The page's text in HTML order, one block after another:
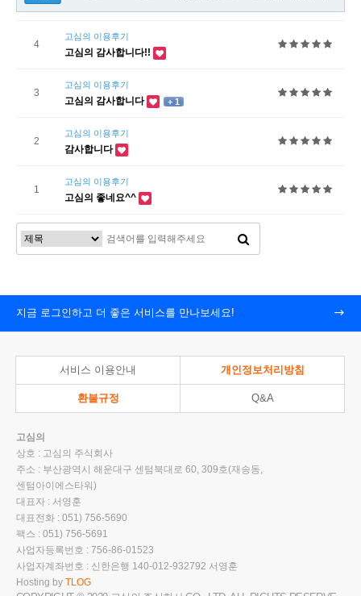
4
고심의 이용후기
고심의 감사합니다!!
3
고심의 이용후기
고심의 감사합니다 + 1
2
고심의 이용후기
감사합니다
1
고심의 이용후기
고심의 좋네요^^
지금 로그인하고 더 좋은 서비스를 만나보세요!
서비스 이용안내 개인정보처리방침
환불규정 Q&A
고심의
상호 : 고심의 주식회사
주소 : 부산광역시 해운대구 센텀북대로 60, 309호(재송동,
센텀아이에스타워)
대표자 : 서영훈
대표전화 : 051) 756-5690
팩스 : 051) 756-5691
사업자등록번호 : 756-86-01523
사업자계좌번호 : 신한은행 140-012-932792 서영훈
Hosting by TLOG